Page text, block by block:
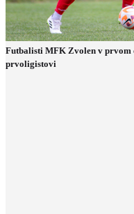
Futbalisti MFK Zvolen v prvom
prvoligistovi